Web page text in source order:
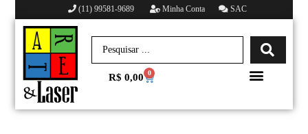
(11) 99581-9689 Minha Conta SAC
R$ 0,00 0